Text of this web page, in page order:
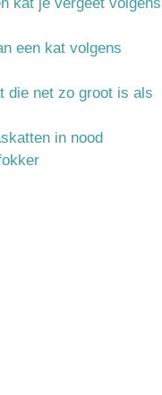
een kat volgens
die net zo groot is als
in nood